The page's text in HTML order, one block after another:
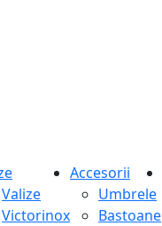
Valize
Victorinox
Accesorii
Umbrele
Bastoane